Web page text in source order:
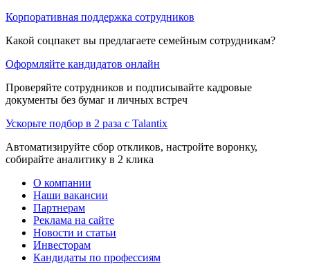
Корпоративная поддержка сотрудников
Какой соцпакет вы предлагаете семейным сотрудникам?
Оформляйте кандидатов онлайн
Проверяйте сотрудников и подписывайте кадровые
документы без бумаг и личных встреч
Ускорьте подбор в 2 раза с Talantix
Автоматизируйте сбор откликов, настройте воронку,
собирайте аналитику в 2 клика
О компании
Наши вакансии
Партнерам
Реклама на сайте
Новости и статьи
Инвесторам
Кандидаты по профессиям